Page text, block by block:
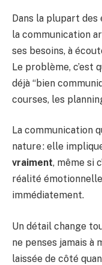
Dans la plupart des
la communication
ses besoins, à
Le problème, c’est
déjà “bien
courses, les
La communication
nature : elle
vraiment, même si
réalité émotionnelle
immédiatement.
Un détail change
ne penses jamais à
laissée de côté